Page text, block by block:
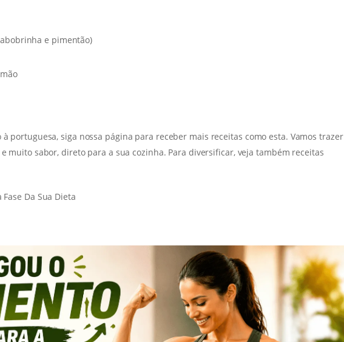
e pimentão)
à portuguesa, siga nossa página para receber mais receitas como esta. Vamos trazer
muito sabor, direto para a sua cozinha. Para diversificar, veja também receitas
Fase Da Sua Dieta